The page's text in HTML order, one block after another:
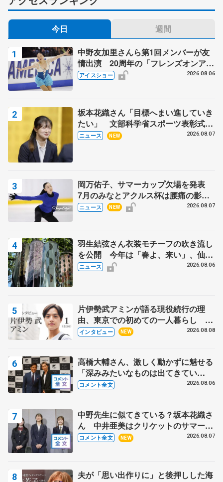
今日 週間
中野友加里さんら第1回メンバーが友
情出演 20周年の「フレンズオンアイ
ス」 宮本賢二さん、有川梨絵さん、
アイスショー 2026.08.06
坂本花織さん「目標へまい進していき
たい」 文部科学省スポーツ表彰式で
代表謝辞
ニュース NEW 2026.08.07
岡万佑子、サマーカップ欠場を発表
7月のみなとアクルス杯は腰痛の影響
で
ニュース NEW 2026.08.07
羽生結弦さん衣装モチーフの吹き流し
を公開 今年は「春よ、来い」、仙台
の瑞鳳殿
ニュース 2026.08.06
片伊勢武アミンが語る現役続行の理
由、東京での初めての一人暮らし 注
目スケーターの「今」に迫る
インタビュー NEW 2026.08.08
高橋大輔さん、激しく動かずに魅せる
「深みみたいなものは出てきてい
る？」 〝兄さん〟と慕うレジェンド
コメント全文 2026.08.06
中野先生に似てきている？坂本花織さ
ん 中井亜美はクリケットのサマーキ
ャンプに 島田麻央はたくさん試合に
コメント全文 NEW 2026.08.07
夫が「思い出作りに」と後押しした海